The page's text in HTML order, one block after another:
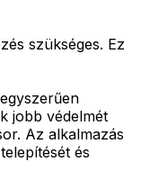
szükséges. Ez
jobb védelmét
Az alkalmazás
és